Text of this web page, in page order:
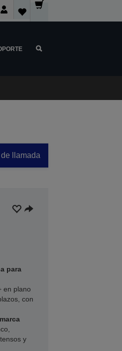
llamada
para
en plano
con
y